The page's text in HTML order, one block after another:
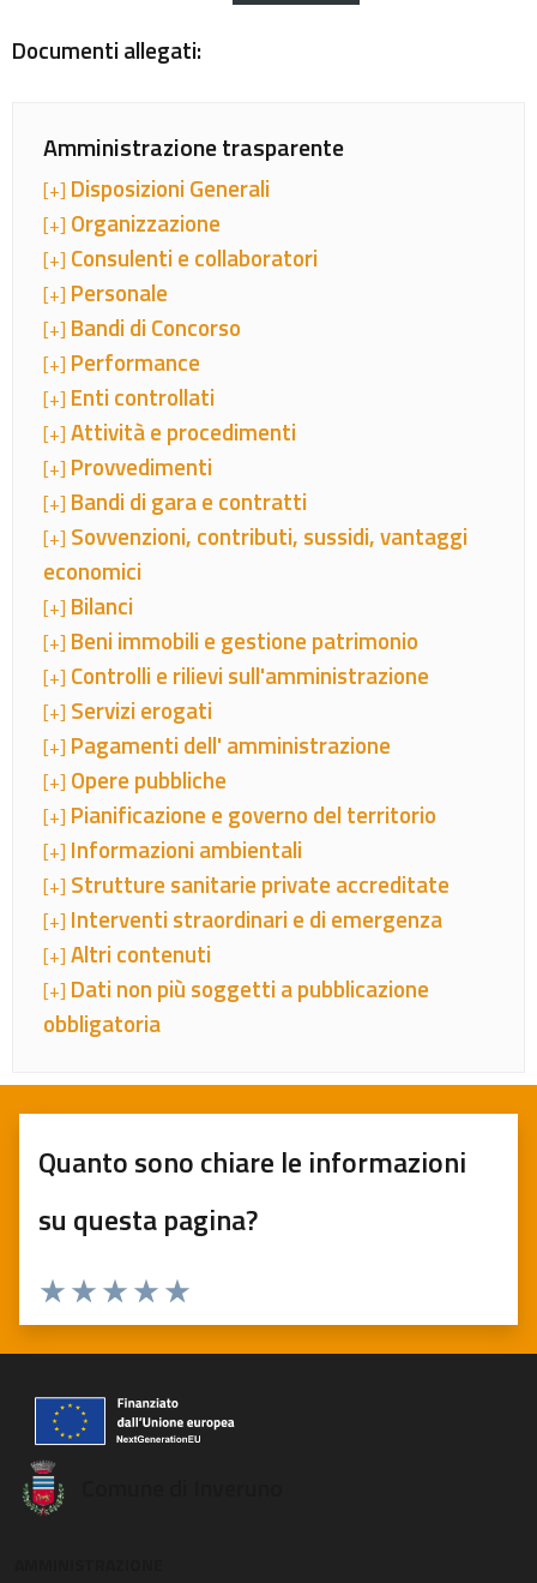
Documenti allegati:
Amministrazione trasparente
[+] Disposizioni Generali
[+] Organizzazione
[+] Consulenti e collaboratori
[+] Personale
[+] Bandi di Concorso
[+] Performance
[+] Enti controllati
[+] Attività e procedimenti
[+] Provvedimenti
[+] Bandi di gara e contratti
[+] Sovvenzioni, contributi, sussidi, vantaggi
economici
[+] Bilanci
[+] Beni immobili e gestione patrimonio
[+] Controlli e rilievi sull'amministrazione
[+] Servizi erogati
[+] Pagamenti dell' amministrazione
[+] Opere pubbliche
[+] Pianificazione e governo del territorio
[+] Informazioni ambientali
[+] Strutture sanitarie private accreditate
[+] Interventi straordinari e di emergenza
[+] Altri contenuti
[+] Dati non più soggetti a pubblicazione
obbligatoria
Quanto sono chiare le informazioni
su questa pagina?
Valuta 5 stelle su 5
Valuta 4 stelle su 5
Valuta 3 stelle su 5
Valuta 2 stelle su 5
Valuta 1 stelle su 5